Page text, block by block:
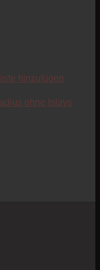
hinzufügen
ohne Inlays